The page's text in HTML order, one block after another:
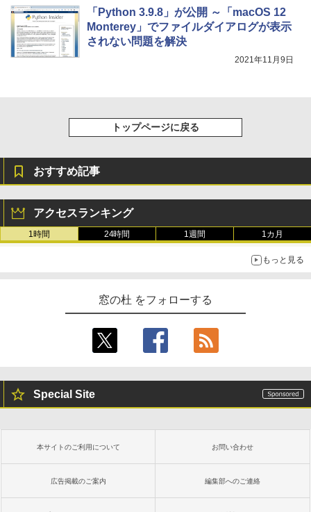
￥1,600
New Amazon Kindle Scribe Colorsoft |
11インチカラーディスプレイ、64GBスト
レージ、ノート機能搭載、明るさ自動調
整、色調調節ライト、プレミアムペン付
「Python 3.9.8」が公開 ～「macOS 12
Monterey」でファイルダイアログが表示
されない問題を解決
2021年11月9日
トップページに戻る
おすすめ記事
アクセスランキング
1時間 24時間 1週間 1カ月
もっと見る
窓の杜 をフォローする
Special Site
本サイトのご利用について お問い合わせ
広告掲載のご案内 編集部へのご連絡